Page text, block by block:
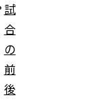
試
合
の
前
後